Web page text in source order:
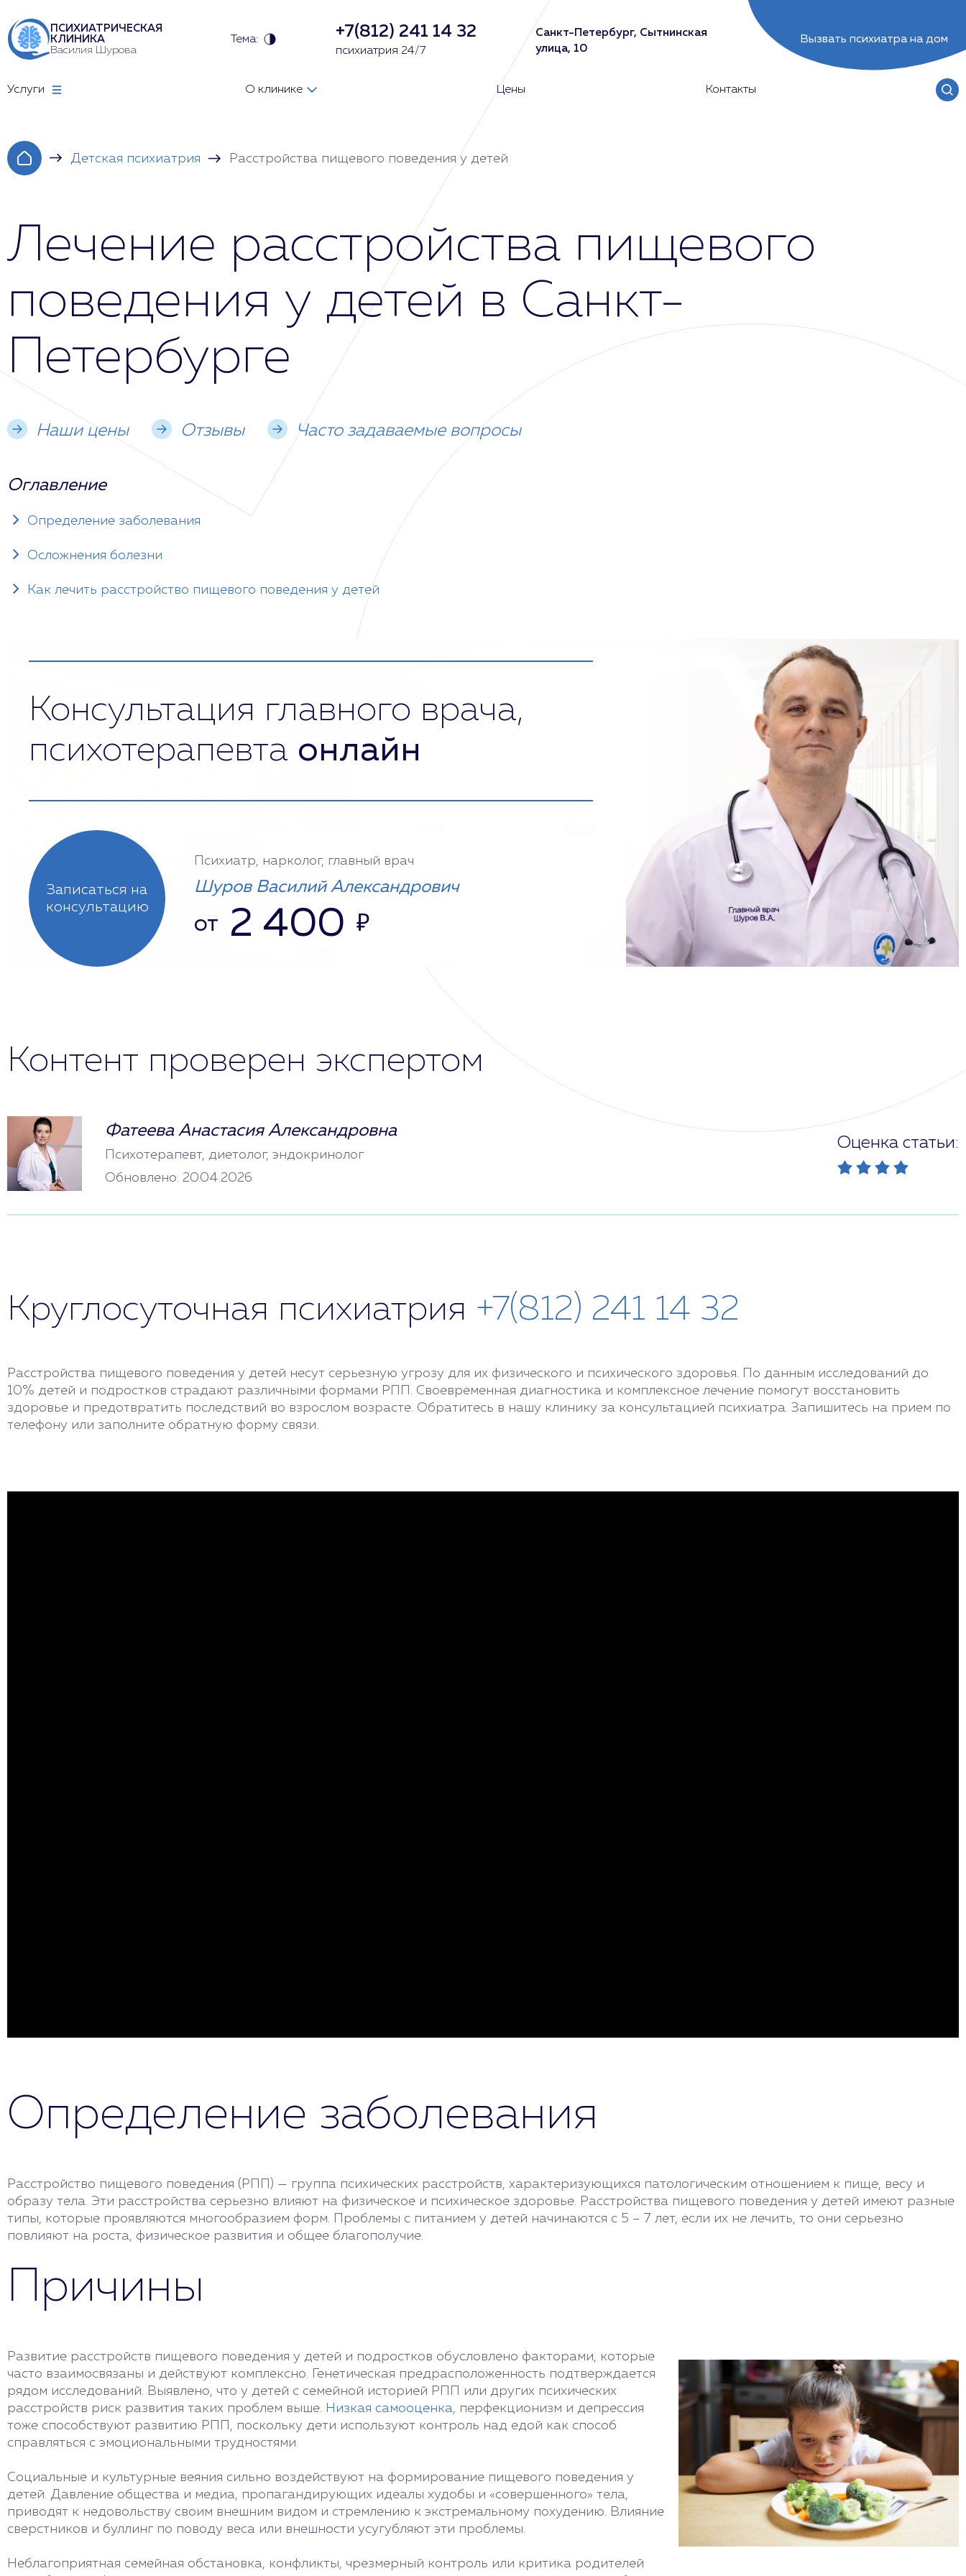
ПСИХИАТРИЧЕСКАЯ
КЛИНИКА
Василия Шурова
Тема: +7(812) 241 14 32
психиатрия 24/7
Санкт-Петербург, Сытнинская
улица, 10
Вызвать психиатра на дом
Услуги О клинике Цены Контакты
Детская психиатрия Расстройства пищевого поведения у детей
Лечение расстройства пищевого
поведения у детей в Санкт-
Петербурге
Наши цены Отзывы Часто задаваемые вопросы
Оглавление
Определение заболевания
Осложнения болезни
Как лечить расстройство пищевого поведения у детей
Консультация главного врача,
психотерапевта онлайн
Записаться на
консультацию
Психиатр, нарколог, главный врач
Шуров Василий Александрович
от 2 400 ₽
Контент проверен экспертом
Фатеева Анастасия Александровна
Психотерапевт, диетолог, эндокринолог
Обновлено: 20.04.2026
Оценка статьи:
Круглосуточная психиатрия +7(812) 241 14 32
Расстройства пищевого поведения у детей несут серьезную угрозу для их физического и психического здоровья. По данным исследований до
10% детей и подростков страдают различными формами РПП. Своевременная диагностика и комплексное лечение помогут восстановить
здоровье и предотвратить последствий во взрослом возрасте. Обратитесь в нашу клинику за консультацией психиатра. Запишитесь на прием по
телефону или заполните обратную форму связи.
Определение заболевания
Расстройство пищевого поведения (РПП) — группа психических расстройств, характеризующихся патологическим отношением к пище, весу и
образу тела. Эти расстройства серьезно влияют на физическое и психическое здоровье. Расстройства пищевого поведения у детей имеют разные
типы, которые проявляются многообразием форм. Проблемы с питанием у детей начинаются с 5 – 7 лет, если их не лечить, то они серьезно
повлияют на роста, физическое развития и общее благополучие.
Причины
Развитие расстройств пищевого поведения у детей и подростков обусловлено факторами, которые
часто взаимосвязаны и действуют комплексно. Генетическая предрасположенность подтверждается
рядом исследований. Выявлено, что у детей с семейной историей РПП или других психических
расстройств риск развития таких проблем выше. Низкая самооценка, перфекционизм и депрессия
тоже способствуют развитию РПП, поскольку дети используют контроль над едой как способ
справляться с эмоциональными трудностями.
Социальные и культурные веяния сильно воздействуют на формирование пищевого поведения у
детей. Давление общества и медиа, пропагандирующих идеалы худобы и «совершенного» тела,
приводят к недовольству своим внешним видом и стремлению к экстремальному похудению. Влияние
сверстников и буллинг по поводу веса или внешности усугубляют эти проблемы.
Неблагоприятная семейная обстановка, конфликты, чрезмерный контроль или критика родителей